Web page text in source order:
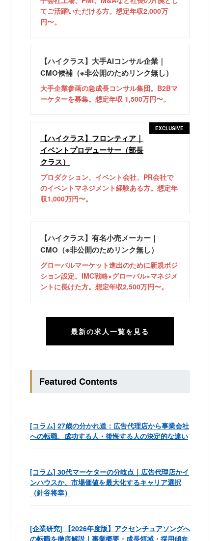
てご活躍いただける方。想定年収2,000万
円〜。
【ハイクラス】大手AIコンサル企業｜
CMO候補（※非公開のためリンク無し）
大手企業参画の急成長コンサル集団。B2Bマ
ーケターを募集。想定年収 1,500万円〜。
EXCLUSIVE
【ハイクラス】フロンティア｜
イベントプロデューサー（部長
クラス）
プロダクション、イベント会社、PR会社で
のイベントマネジメント経験ある方。想定年
収1,000万円〜。
【ハイクラス】有名小売メーカー｜
CMO（※非公開のためリンク無し）
グローバルマーケット進出のために新規ポジ
ション設定。IMC戦略×グローバル×マネジメ
ントに長けた方。想定年収2,500万円〜。
最新の求人一覧を見る
Featured Contents
[コラム] 27歳の分かれ道：広告代理店から事業会社
への転職、成功する人・後悔する人の決定的な違い
[コラム] 30代マーケターの分岐点｜広告代理店かイ
ンハウスか、市場価値を最大化するキャリア選択
（針谷将幸）
[企業研究] 【2026年度版】アクセンチュアソングへ
の転職を徹底解説｜事業概要・成長領域・採用傾向